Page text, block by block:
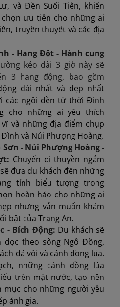
và Đền Suối Tiên, khiến
ưu tiên cho những ai
truyền thuyết và các địa
- Hang Đột - Hành cung
kéo dài 3 giờ này sẽ
3 hang động, bao gồm
dài nhất và đẹp nhất
các ngôi đền từ thời Đinh
cho những ai yêu thích
và những địa điểm chụp
và Núi Phượng Hoàng.
Sơn - Núi Phượng Hoàng -
Chuyến đi thuyền ngắm
đưa du khách đến những
tính biểu tượng trong
hoàn hảo cho những ai
nhưng vẫn muốn khám
bật của Tràng An.
- Bích Động: Du khách sẽ
dọc theo sông Ngô Đồng,
đá vôi và cánh đồng lúa.
những cánh đồng lúa
trên mặt nước, tạo nên
mục cho những người yêu
ảnh gia.